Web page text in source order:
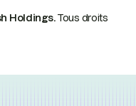
Holdings.Tous droits